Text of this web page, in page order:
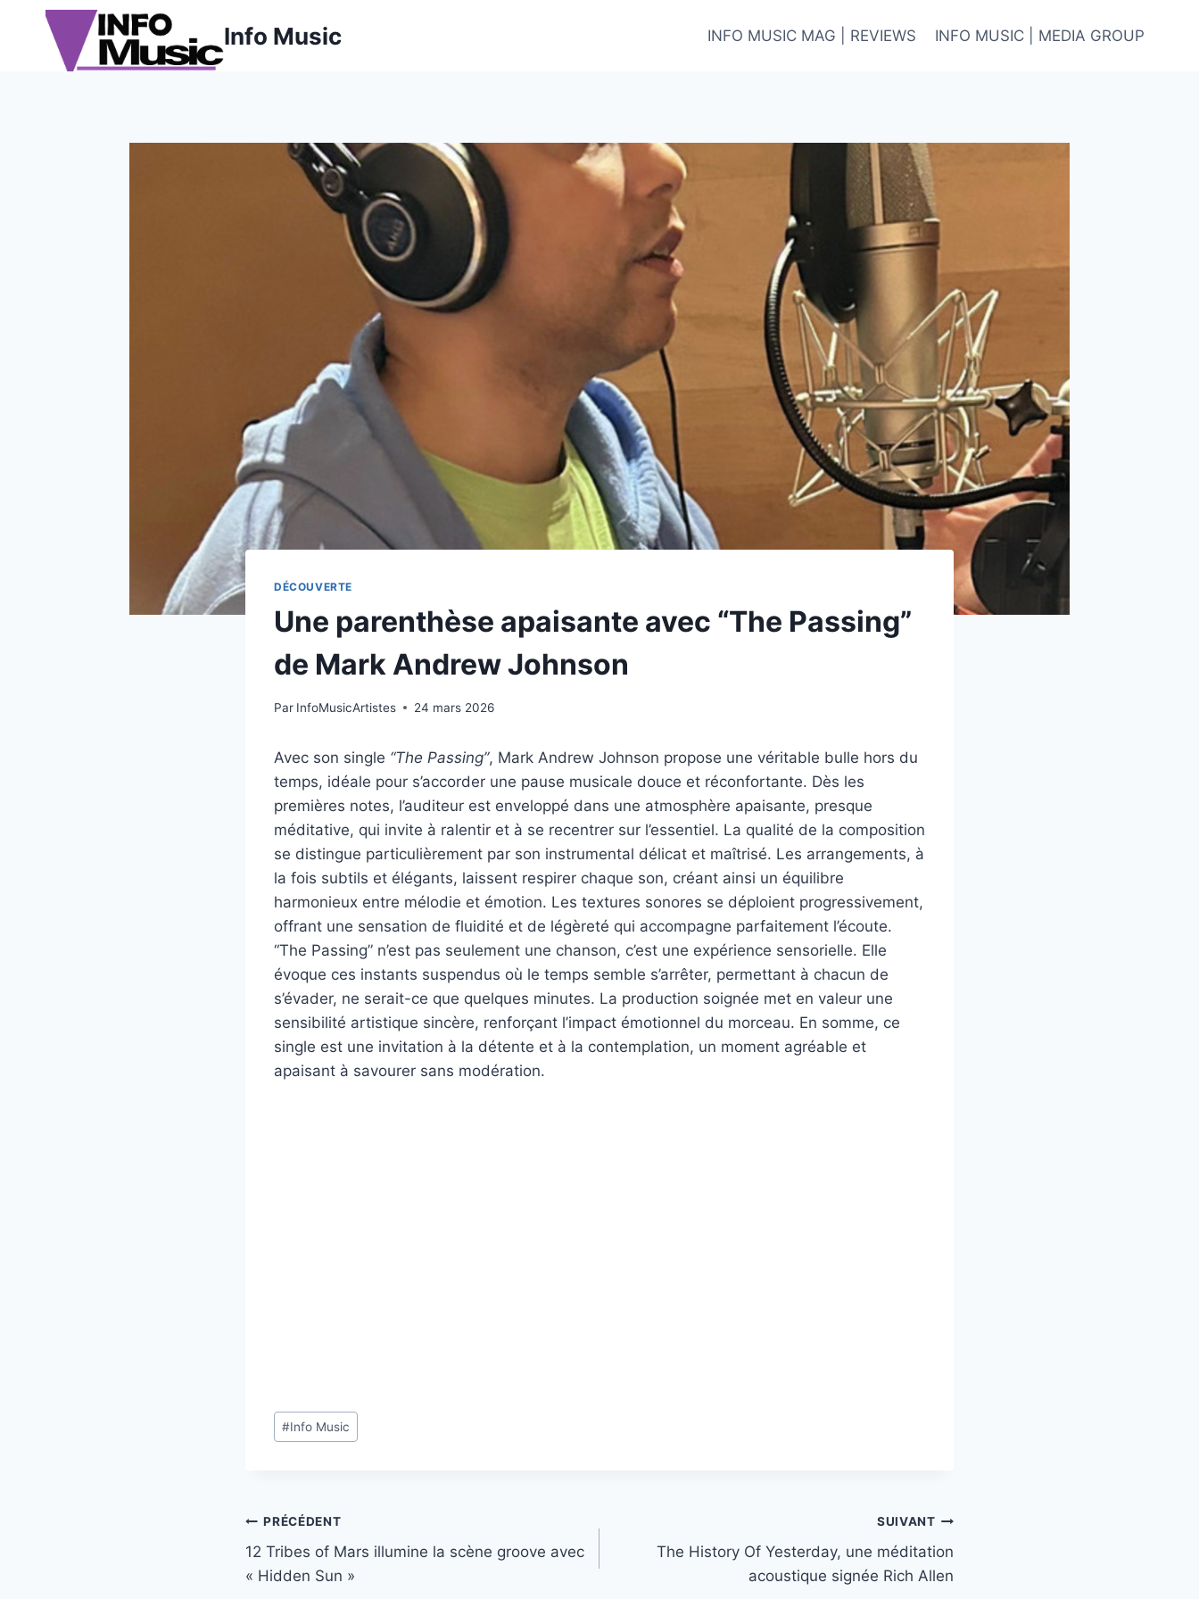
Info Music INFO MUSIC MAG | REVIEWS INFO MUSIC | MEDIA GROUP
DÉCOUVERTE
Une parenthèse apaisante avec “The Passing”
de Mark Andrew Johnson
Par InfoMusicArtistes 24 mars 2026
Avec son single “The Passing”, Mark Andrew Johnson propose une véritable bulle hors du
temps, idéale pour s’accorder une pause musicale douce et réconfortante. Dès les
premières notes, l’auditeur est enveloppé dans une atmosphère apaisante, presque
méditative, qui invite à ralentir et à se recentrer sur l’essentiel. La qualité de la composition
se distingue particulièrement par son instrumental délicat et maîtrisé. Les arrangements, à
la fois subtils et élégants, laissent respirer chaque son, créant ainsi un équilibre
harmonieux entre mélodie et émotion. Les textures sonores se déploient progressivement,
offrant une sensation de fluidité et de légèreté qui accompagne parfaitement l’écoute.
“The Passing” n’est pas seulement une chanson, c’est une expérience sensorielle. Elle
évoque ces instants suspendus où le temps semble s’arrêter, permettant à chacun de
s’évader, ne serait-ce que quelques minutes. La production soignée met en valeur une
sensibilité artistique sincère, renforçant l’impact émotionnel du morceau. En somme, ce
single est une invitation à la détente et à la contemplation, un moment agréable et
apaisant à savourer sans modération.
Étiquettes
de
#Info Music
Navigation
de
PRÉCÉDENT
12 Tribes of Mars illumine la scène groove avec
« Hidden Sun »
SUIVANT
The History Of Yesterday, une méditation
acoustique signée Rich Allen